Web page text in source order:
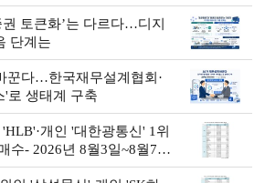
권 토큰화’는 다르다…디지
단계는
꾼다…한국재무설계협회·
'로 생태계 구축
개인 '대한광통신' 1위
수- 2026년 8월3일~8월7